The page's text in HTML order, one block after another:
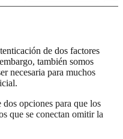
de dos factores
también somos
necesaria para muchos
opciones para que los
que se conectan omitir la